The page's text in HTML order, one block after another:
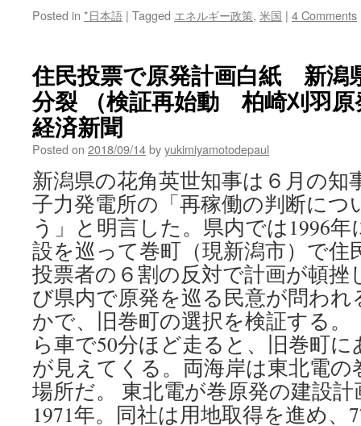
Posted in *日本語 | Tagged エネルギー政策, 米国 | 4 Comments
住民投票で原発計画白紙 新潟
分裂 （検証再始動 柏崎刈羽
経済新聞
Posted on 2018/09/14byyukimiyamotodepaul
新潟県の花角英世知事は６月の知
子力発電所の「再稼働の判断につ
う」と明言した。県内では1996
設を巡って巻町（現新潟市）で住
投票者の６割の反対で計画が頓挫
び県内で原発を巡る民意が問わ
かで、旧巻町の選択を検証する
ら車で50分ほど走ると、旧巻町
が見えてくる。両海岸は東北電
場所だ。 東北電が巻原発の建設
1971年。同社は用地取得を進め、